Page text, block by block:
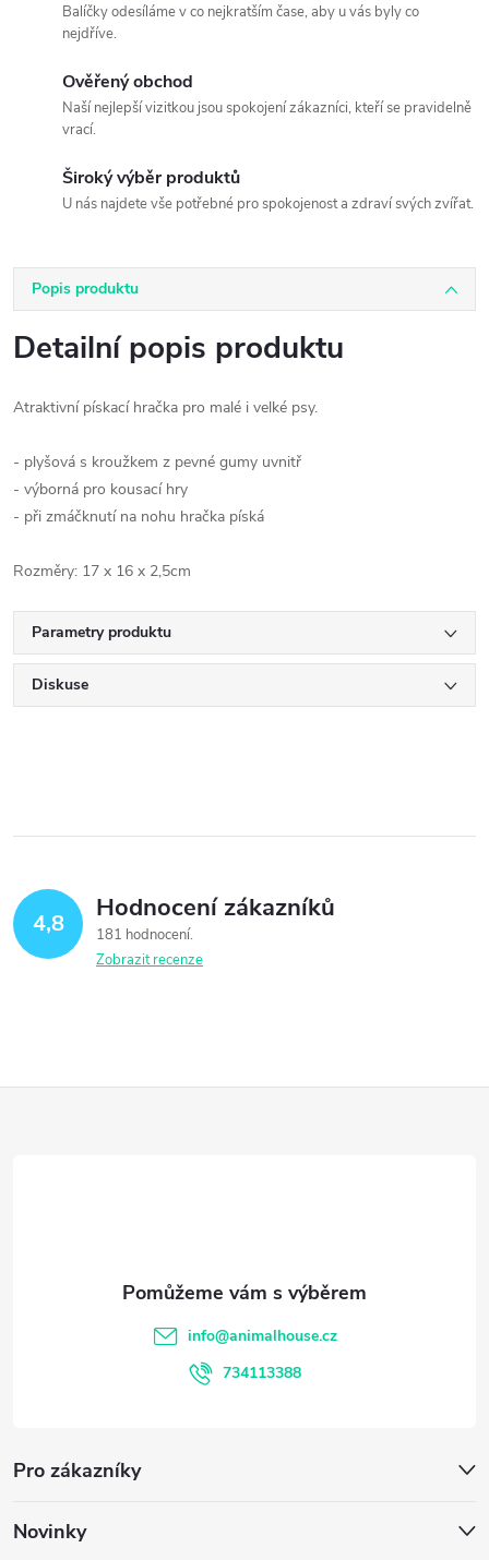
Balíčky odesíláme v co nejkratším čase, aby u vás byly co
nejdříve.
Ověřený obchod
Naší nejlepší vizitkou jsou spokojení zákazníci, kteří se pravidelně
vrací.
Široký výběr produktů
U nás najdete vše potřebné pro spokojenost a zdraví svých zvířat.
Popis produktu
Detailní popis produktu
Atraktivní pískací hračka pro malé i velké psy.
- plyšová s kroužkem z pevné gumy uvnitř
- výborná pro kousací hry
- při zmáčknutí na nohu hračka píská
Rozměry: 17 x 16 x 2,5cm
Parametry produktu
Diskuse
4,8 Hodnocení zákazníků
181 hodnocení
Zobrazit recenze
Pro zákazníky
Novinky
info@animalhouse.cz
734113388